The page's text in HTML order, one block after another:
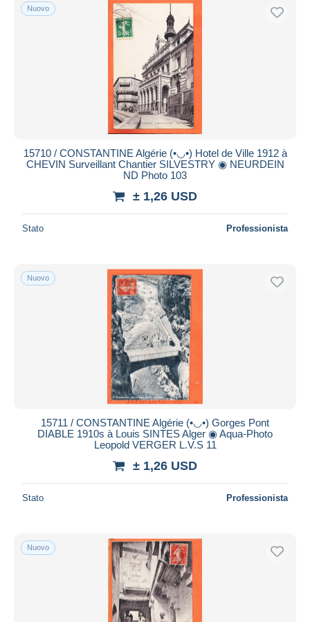
Nuovo
15710 / CONSTANTINE Algérie (•◡•) Hotel de Ville 1912 à
CHEVIN Surveillant Chantier SILVESTRY ◉ NEURDEIN
ND Photo 103
± 1,26 USD
Stato Professionista
Nuovo
15711 / CONSTANTINE Algérie (•◡•) Gorges Pont
DIABLE 1910s à Louis SINTES Alger ◉ Aqua-Photo
Leopold VERGER L.V.S 11
± 1,26 USD
Stato Professionista
Nuovo